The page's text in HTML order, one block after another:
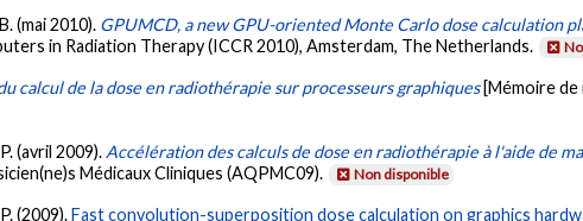
(mai 2010). GPUMCD, a new GPU-oriented Monte Carlo dose calculation
in Radiation Therapy (ICCR 2010), Amsterdam, The Netherlands.
calcul de la dose en radiothérapie sur processeurs graphiques [Mémoire
(avril 2009). Accélération des calculs de dose en radiothérapie à l'aide de
Médicaux Cliniques (AQPMC09).
Non disponible
(2009).Fast convolution-superposition dose calculation on graphics